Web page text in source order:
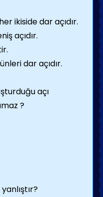
ikiside dar açıdır.
açıdır.
dar açıdır.
açı
?